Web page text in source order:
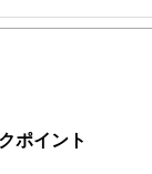
ナー
ての個人向け相談、
ポイント